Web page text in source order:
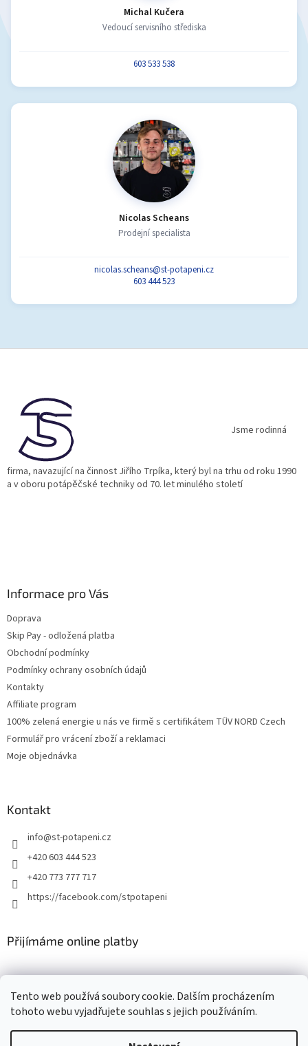
Tento web používá soubory cookie. Dalším procházením
tohoto webu vyjadřujete souhlas s jejich používáním.
Michal Kučera
Vedoucí servisního střediska
603 533 538
Nicolas Scheans
Prodejní specialista
nicolas.scheans@st-potapeni.cz
603 444 523
Jsme rodinná
firma, navazující na činnost Jiřího Trpíka, který byl na trhu od roku 1990
a v oboru potápěčské techniky od 70. let minulého století
Informace pro Vás
Doprava
Skip Pay - odložená platba
Obchodní podmínky
Podmínky ochrany osobních údajů
Kontakty
Affiliate program
100% zelená energie u nás ve firmě s certifikátem TÜV NORD Czech
Formulář pro vrácení zboží a reklamaci
Moje objednávka
Kontakt
info@st-potapeni.cz
+420 603 444 523
+420 773 777 717
https://facebook.com/stpotapeni
Přijímáme online platby